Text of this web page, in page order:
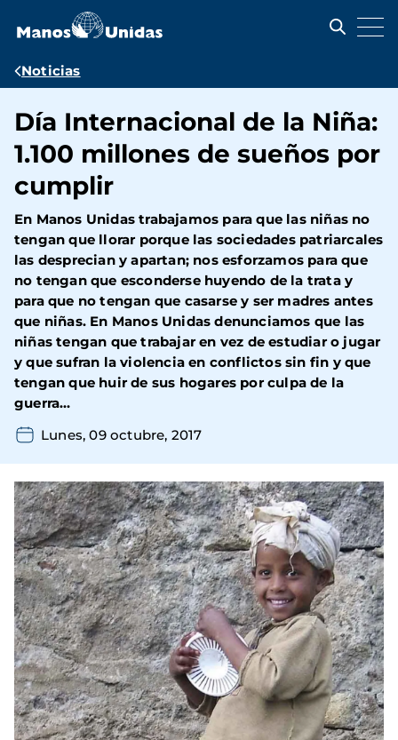
contenido
Ruta
navegación
Noticias
Día Internacional de la Niña:
1.100 millones de sueños por
cumplir
En Manos Unidas trabajamos para que las niñas no
tengan que llorar porque las sociedades patriarcales
las desprecian y apartan; nos esforzamos para que
no tengan que esconderse huyendo de la trata y
para que no tengan que casarse y ser madres antes
que niñas. En Manos Unidas denunciamos que las
niñas tengan que trabajar en vez de estudiar o jugar
y que sufran la violencia en conflictos sin fin y que
tengan que huir de sus hogares por culpa de la
guerra…
Lunes, 09 octubre, 2017